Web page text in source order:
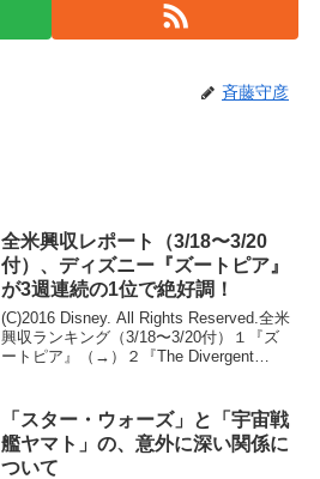
斉藤守彦
全米興収レポート（3/18〜3/20
付）、ディズニー『ズートピア』
が3週連続の1位で絶好調！
(C)2016 Disney. All Rights Reserved.全米
興収ランキング（3/18〜3/20付）１『ズ
ートピア』（→）２『The Divergent
「スター・ウォーズ」と「宇宙戦
艦ヤマト」の、意外に深い関係に
ついて